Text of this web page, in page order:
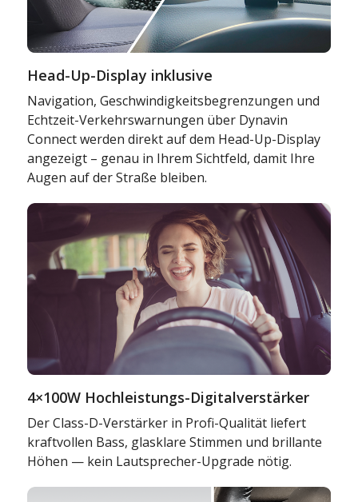
Head-Up-Display inklusive
Navigation, Geschwindigkeitsbegrenzungen und
Echtzeit-Verkehrswarnungen über Dynavin
Connect werden direkt auf dem Head-Up-Display
angezeigt – genau in Ihrem Sichtfeld, damit Ihre
Augen auf der Straße bleiben.
4×100W Hochleistungs-Digitalverstärker
Der Class-D-Verstärker in Profi-Qualität liefert
kraftvollen Bass, glasklare Stimmen und brillante
Höhen — kein Lautsprecher-Upgrade nötig.